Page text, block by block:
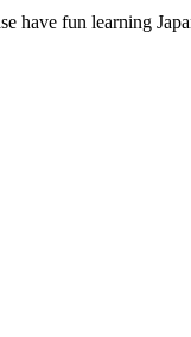
have fun learning